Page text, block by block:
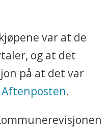
var at de
og at det
på at det var
Aftenposten.